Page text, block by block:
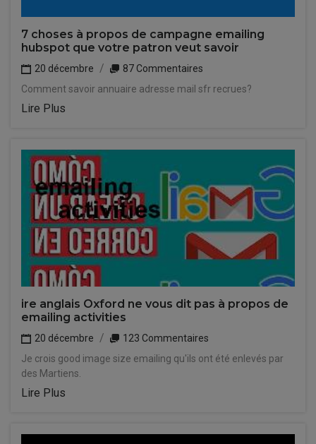
7 choses à propos de campagne emailing
hubspot que votre patron veut savoir
20 décembre
87 Commentaires
Comment savoir annuaire adresse mail sfr recrues?
Lire Plus
ire anglais Oxford ne vous dit pas à propos de
emailing activities
20 décembre
123 Commentaires
Je crois good image size emailing qu'ils ont été enlevés par
des Martiens.
Lire Plus